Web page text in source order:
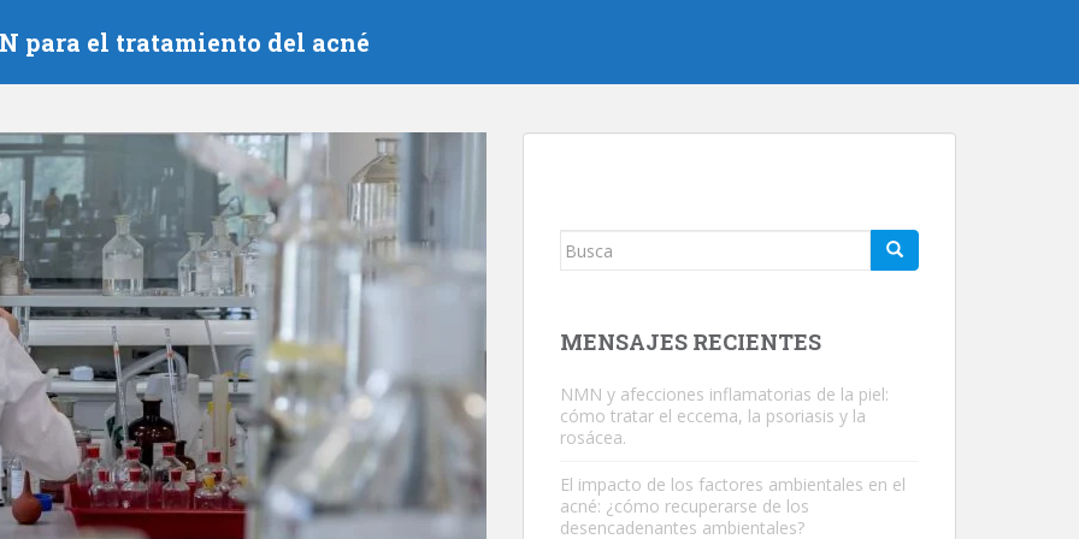
para el tratamiento del acné
Buscar:
MENSAJES RECIENTES
NMN y afecciones inflamatorias de la piel:
cómo tratar el eccema, la psoriasis y la
rosácea.
El impacto de los factores ambientales en el
acné: ¿cómo recuperarse de los
desencadenantes ambientales?